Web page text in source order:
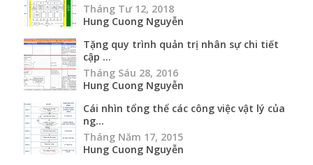
Tháng Tư 12, 2018
Hung Cuong Nguyễn
Tặng quy trình quản trị nhân sự chi tiết
cập ...
Tháng Sáu 28, 2016
Hung Cuong Nguyễn
Cái nhìn tổng thể các công việc vật lý của
ng...
Tháng Năm 17, 2015
Hung Cuong Nguyễn